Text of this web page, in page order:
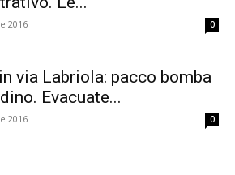
2016 0
via Labriola: pacco bomba
Evacuate...
2016 0